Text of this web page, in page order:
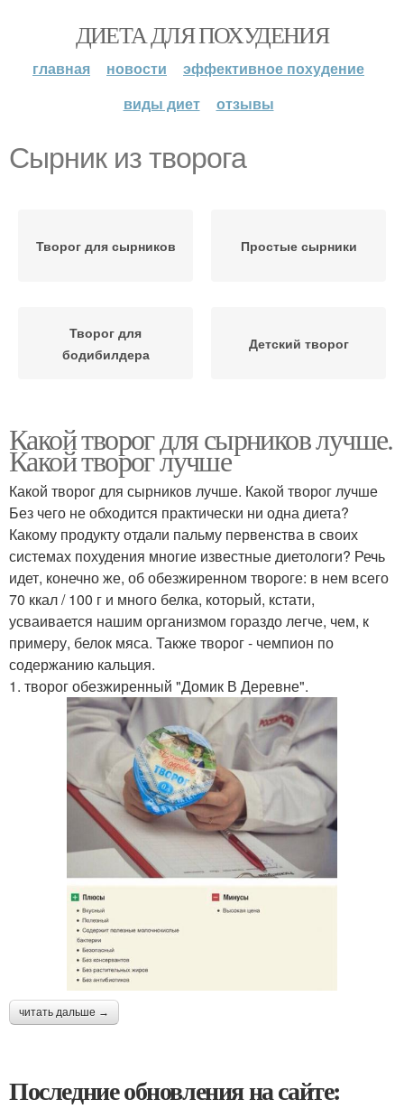
ДИЕТА ДЛЯ ПОХУДЕНИЯ
главная новости
эффективное похудение
виды диет
отзывы
Сырник из творога
Творог для сырников Простые сырники
Творог для
бодибилдера
Детский творог
Какой творог для сырников лучше.
Какой творог лучше
Какой творог для сырников лучше. Какой творог лучше
Без чего не обходится практически ни одна диета?
Какому продукту отдали пальму первенства в своих
системах похудения многие известные диетологи? Речь
идет, конечно же, об обезжиренном твороге: в нем всего
70 ккал / 100 г и много белка, который, кстати,
усваивается нашим организмом гораздо легче, чем, к
примеру, белок мяса. Также творог - чемпион по
содержанию кальция.
1. творог обезжиренный "Домик В Деревне".
читать дальше →
Последние обновления на сайте: